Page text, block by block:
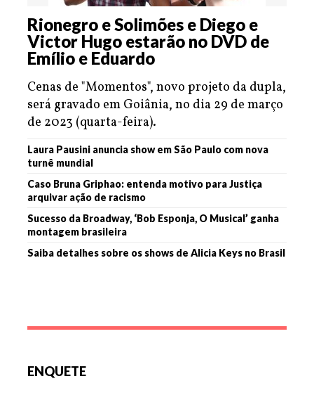
Rionegro e Solimões e Diego e
Victor Hugo estarão no DVD de
Emílio e Eduardo
Cenas de "Momentos", novo projeto da dupla,
será gravado em Goiânia, no dia 29 de março
de 2023 (quarta-feira).
Laura Pausini anuncia show em São Paulo com nova
turnê mundial
Caso Bruna Griphao: entenda motivo para Justiça
arquivar ação de racismo
Sucesso da Broadway, ‘Bob Esponja, O Musical’ ganha
montagem brasileira
Saiba detalhes sobre os shows de Alicia Keys no Brasil
ENQUETE